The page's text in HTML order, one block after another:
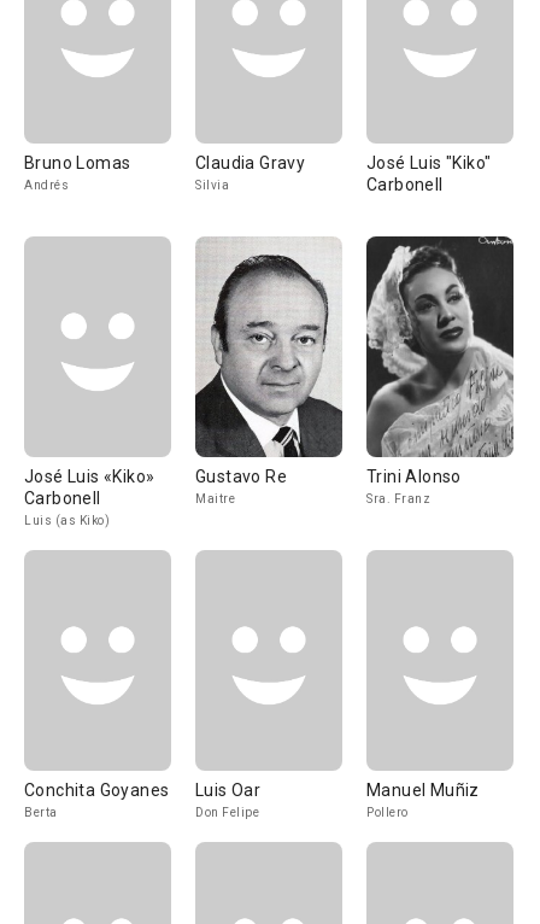
Bruno Lomas
Andrés
Claudia Gravy
Silvia
José Luis "Kiko"
Carbonell
José Luis «Kiko»
Carbonell
Luis (as Kiko)
Gustavo Re
Maitre
Trini Alonso
Sra. Franz
Conchita Goyanes
Berta
Luis Oar
Don Felipe
Manuel Muñiz
Pollero